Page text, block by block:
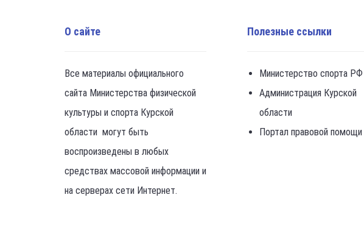
О сайте
Все материалы официального
сайта Министерства физической
культуры и спорта Курской
области могут быть
воспроизведены в любых
средствах массовой информации и
на серверах сети Интернет.
Полезные ссылки
Министерство спорта РФ
Администрация Курской
области
Портал правовой помощи